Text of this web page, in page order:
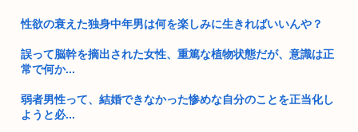
性欲の衰えた独身中年男は何を楽しみに生きればいいんや？
誤って脳幹を摘出された女性、重篤な植物状態だが、意識は正
常で何か...
弱者男性って、結婚できなかった惨めな自分のことを正当化し
ようと必...